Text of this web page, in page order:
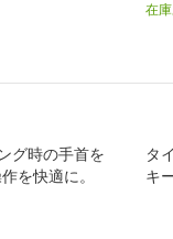
在庫
グ時の手首を
を快適に。
タ
キ